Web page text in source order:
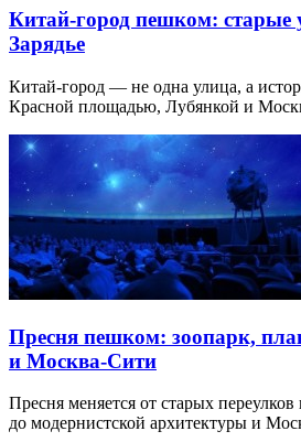
Китай-город пешком:
Зарядье
Китай-город — не одна улица, а
Красной площадью, Лубянкой и
Пресня пешком: зоопарк,
и Москва-Сити
Пресня меняется от старых
до модернистской архитектуры и